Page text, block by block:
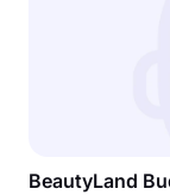
BeautyLand